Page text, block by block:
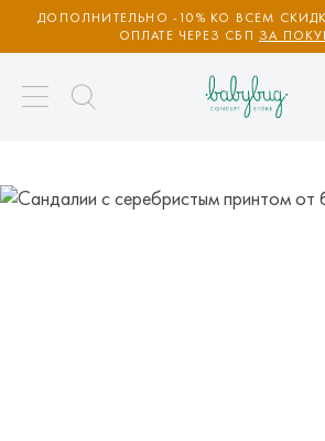
ДОПОЛНИТЕЛЬНО -10% КО ВСЕМ
ОПЛАТЕ ЧЕРЕЗ СБП ЗА